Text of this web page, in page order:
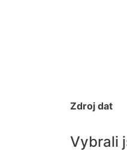
Zdroj dat
Vybrali